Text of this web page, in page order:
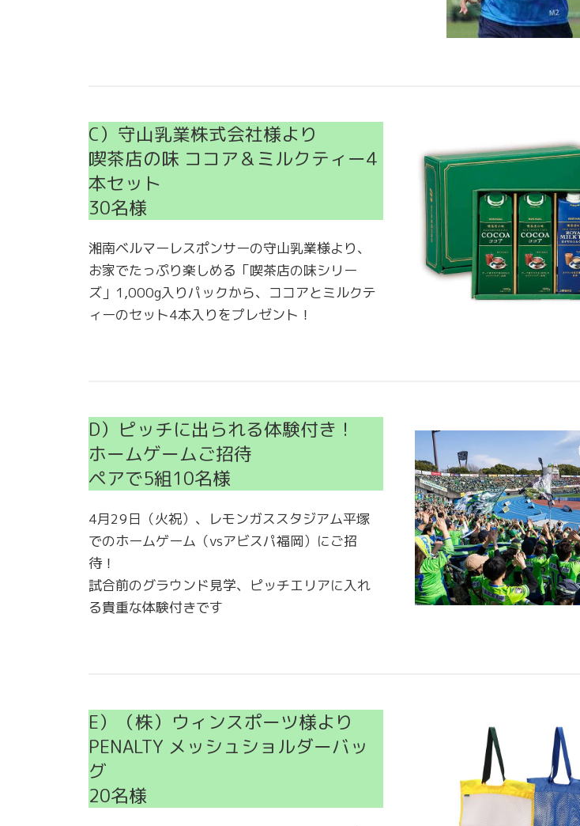
C）守山乳業株式会社様より
喫茶店の味 ココア＆ミルクティー4
本セット
30名様
湘南ベルマーレスポンサーの守山乳業様より、
お家でたっぷり楽しめる「喫茶店の味シリー
ズ」1,000g入りパックから、ココアとミルクテ
ィーのセット4本入りをプレゼント！
D）ピッチに出られる体験付き！
ホームゲームご招待
ペアで5組10名様
4月29日（火祝）、レモンガススタジアム平塚
でのホームゲーム（vsアビスパ福岡）にご招
待！
試合前のグラウンド見学、ピッチエリアに入れ
る貴重な体験付きです
E）（株）ウィンスポーツ様より
PENALTY メッシュショルダーバッ
グ
20名様